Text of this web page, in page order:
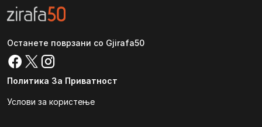
Останете поврзани со Gjirafa50
Политика За Приватност
Услови за користење